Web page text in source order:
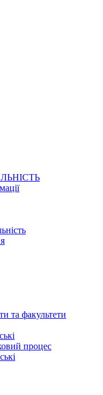
та факультети
процес